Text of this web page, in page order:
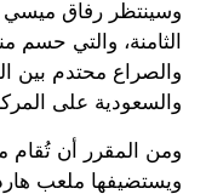
الثامنة، والتي حسم
والصراع محتدم بين
والسعودية على
ويستضيفها ملعب